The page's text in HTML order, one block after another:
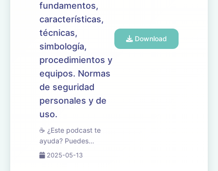
fundamentos,
características,
técnicas,
simbología,
procedimientos y
equipos. Normas
de seguridad
personales y de
uso.
☕ ¿Este podcast te
ayuda? Puedes
apoyarlo en
2025-05-13
Download